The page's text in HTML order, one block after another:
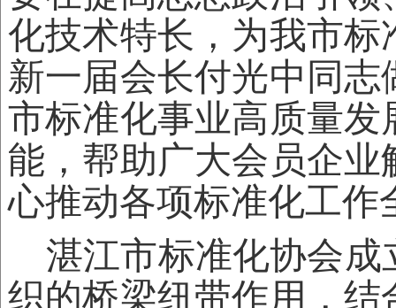
化技术特长，为我市
新一届会长付光中同
市标准化事业高质量
能，帮助广大会员企
心推动各项标准化工作
湛江市标准化协会成
织的桥梁纽带作用，结